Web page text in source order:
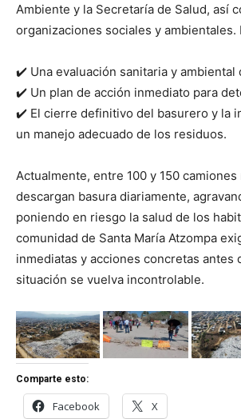
Ambiente y la Secretaría de Salud, así
organizaciones sociales y ambientales.
✔️ Una evaluación sanitaria y ambiental
✔️ Un plan de acción inmediato para
✔️ El cierre definitivo del basurero y la
un manejo adecuado de los residuos.
Actualmente, entre 100 y 150
descargan basura diariamente,
poniendo en riesgo la salud de los
comunidad de Santa María Atzompa
inmediatas y acciones concretas antes
situación se vuelva incontrolable.
Comparte esto:
Facebook X